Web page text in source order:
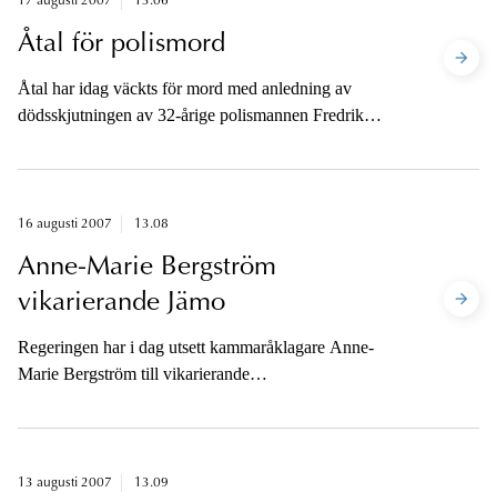
Åtal för polismord
Åtal har idag väckts för mord med anledning av
dödsskjutningen av 32-årige polismannen Fredrik
16 augusti 2007 13.08
Anne-Marie Bergström
vikarierande Jämo
Regeringen har i dag utsett kammaråklagare Anne-
Marie Bergström till vikarierande
13 augusti 2007 13.09